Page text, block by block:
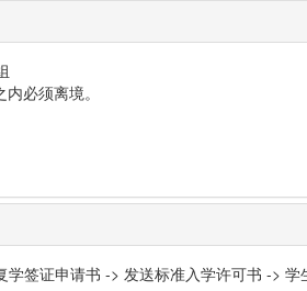
必须离境。
签证申请书 -> 发送标准入学许可书 -> 学